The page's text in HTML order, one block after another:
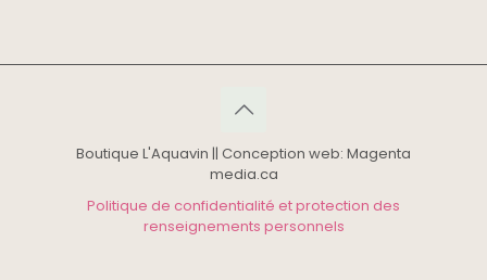
Boutique L'Aquavin || Conception web: Magenta
media.ca
Politique de confidentialité et protection des
renseignements personnels